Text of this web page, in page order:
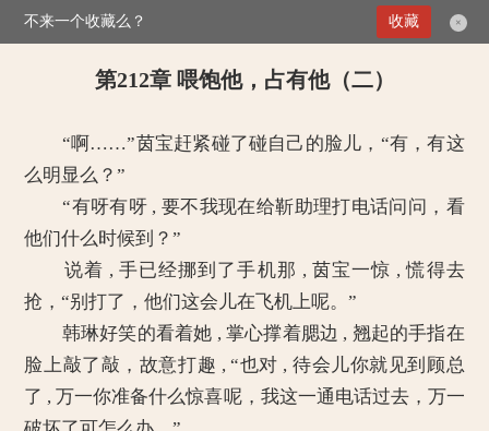
>掌上娇妻：总裁二叔没节操 第212章 喂饱他，占有他（二）
第212章 喂饱他，占有他（二）
“啊……”茵宝赶紧碰了碰自己的脸儿，“有，有这
么明显么？”
“有呀有呀 , 要不我现在给靳助理打电话问问，看
他们什么时候到？”
说着 , 手已经挪到了手机那 , 茵宝一惊 , 慌得去
抢，“别打了，他们这会儿在飞机上呢。”
韩琳好笑的看着她 , 掌心撑着腮边 , 翘起的手指在
脸上敲了敲，故意打趣 , “也对 , 待会儿你就见到顾总
了 , 万一你准备什么惊喜呢，我这一通电话过去，万一
不来一个收藏么？ ×
收藏